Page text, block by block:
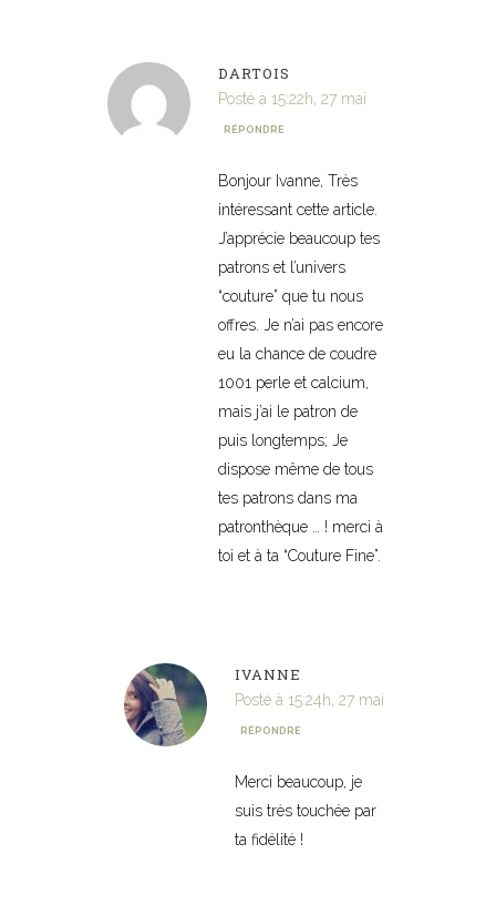
DARTOIS
Posté à 15:22h, 27 mai
RÉPONDRE
Bonjour Ivanne, Très
intéressant cette article.
J’apprécie beaucoup tes
patrons et l’univers
“couture” que tu nous
offres. Je n’ai pas encore
eu la chance de coudre
1001 perle et calcium,
mais j’ai le patron de
puis longtemps; Je
dispose même de tous
tes patrons dans ma
patronthèque … ! merci à
toi et à ta “Couture Fine”.
IVANNE
Posté à 15:24h, 27 mai
RÉPONDRE
Merci beaucoup, je
suis très touchée par
ta fidélité !